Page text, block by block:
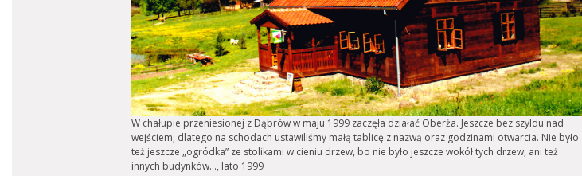
W chałupie przeniesionej z Dąbrów w maju 1999 zaczęła działać Oberża. Jeszcze bez szyldu nad
wejściem, dlatego na schodach ustawiliśmy małą tablicę z nazwą oraz godzinami otwarcia. Nie było
też jeszcze „ogródka” ze stolikami w cieniu drzew, bo nie było jeszcze wokół tych drzew, ani też
innych budynków…, lato 1999